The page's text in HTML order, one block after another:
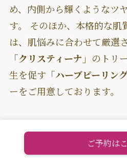
め、内側から輝くようなツ
す。 そのほか、本格的な肌
は、肌悩みに合わせて厳選
「クリスティーナ」 のトリ
生を促す 「ハーブピーリング
ーをご用意しております。
で、東京、渋谷区にお住ま
多くご利用いただいていま
ご予約は